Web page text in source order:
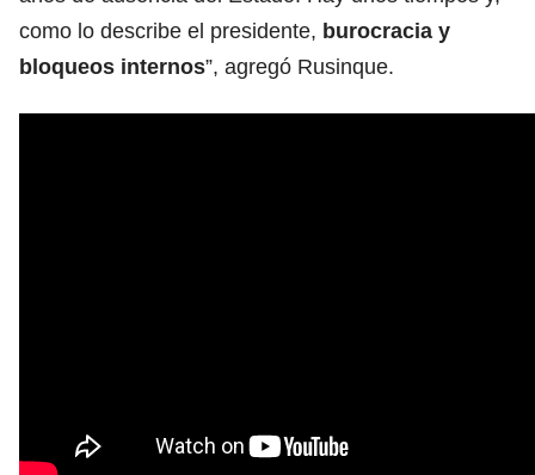
como lo describe el presidente, burocracia y
bloqueos internos”, agregó Rusinque.